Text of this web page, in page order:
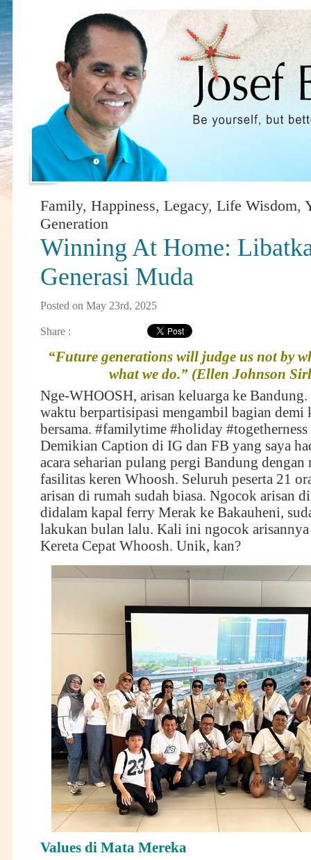
Family, Happiness, Legacy, Life Wisdom,
Generation
Winning At Home:
Generasi Muda
Posted on May 23rd, 2025
Share :
“Future generations will judge us not by
what we do.” (Ellen Johnson
Nge-WHOOSH, arisan keluarga ke
waktu berpartisipasi mengambil bagian demi
bersama. #familytime #holiday
Demikian Caption di IG dan FB yang saya
acara seharian pulang pergi Bandung dengan
fasilitas keren Whoosh. Seluruh peserta 21
arisan di rumah sudah biasa. Ngocok arisan
didalam kapal ferry Merak ke Bakauheni,
lakukan bulan lalu. Kali ini ngocok
Kereta Cepat Whoosh. Unik, kan?
Values di Mata Mereka